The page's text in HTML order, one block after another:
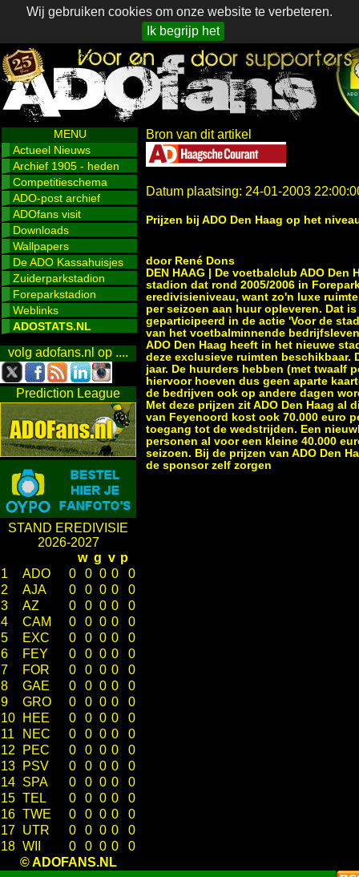
Wij gebruiken cookies om onze website te verbeteren.
Ik begrijp het
MENU
Actueel Nieuws
Archief 1905 - heden
Competitieschema
ADO-post archief
ADOfans visit
Downloads
Wallpapers
De ADO Kassahuisjes
Zuiderparkstadion
Foreparkstadion
Weblinks
ADOSTATS.NL
volg adofans.nl op ....
Prediction League
STAND EREDIVISIE
2026-2027
w g v p
1
ADO 0 0 0 0
0
2
AJA 0 0 0 0
0
3
AZ 0 0 0 0
0
4
CAM 0 0 0 0
0
5
EXC 0 0 0 0
0
6
FEY 0 0 0 0
0
7
FOR 0 0 0 0
0
8
GAE 0 0 0 0
0
9
GRO 0 0 0 0
0
10
HEE 0 0 0 0
0
11
NEC 0 0 0 0
0
12
PEC 0 0 0 0
0
13
PSV 0 0 0 0
0
14 SPA 0 0 0 0
0
15 TEL 0 0 0 0
0
16 TWE 0 0 0 0
0
17 UTR 0 0 0 0
0
18 WII 0 0 0 0
0
© ADOFANS.NL
Bron van dit artikel
Datum plaatsing: 24-01-2003
Prijzen bij ADO Den Haag op het
door René Dons
DEN HAAG | De voetbalclub ADO
stadion dat rond 2005/2006 in
eredivisieniveau, want zo'n luxe
per seizoen aan huur opleveren. Dat
geparticipeerd in de actie 'Voor de
van het voetbalminnende
ADO Den Haag heeft in het nieuwe
deze exclusieve ruimten beschikbaar.
jaar. De huurders hebben (met twaalf
hiervoor hoeven dus geen aparte
de bedrijven ook op andere dagen
Met deze prijzen zit ADO Den Haag
van Feyenoord kost ook 70.000 euro
toegang tot de wedstrijden. Een
personen al voor een kleine 40.000
seizoen. Bij de prijzen van ADO Den
de sponsor zelf zorgen